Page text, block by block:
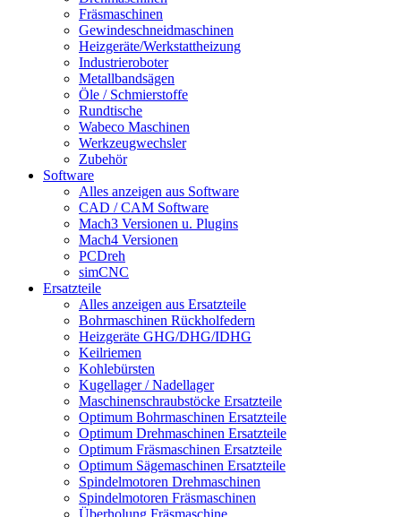
Fräsmaschinen
Gewindeschneidmaschinen
Heizgeräte/Werkstattheizung
Industrieroboter
Metallbandsägen
Öle / Schmierstoffe
Rundtische
Wabeco Maschinen
Werkzeugwechsler
Zubehör
Software
Alles anzeigen aus Software
CAD / CAM Software
Mach3 Versionen u. Plugins
Mach4 Versionen
PCDreh
simCNC
Ersatzteile
Alles anzeigen aus Ersatzteile
Bohrmaschinen Rückholfedern
Heizgeräte GHG/DHG/IDHG
Keilriemen
Kohlebürsten
Kugellager / Nadellager
Maschinenschraubstöcke Ersatzteile
Optimum Bohrmaschinen Ersatzteile
Optimum Drehmaschinen Ersatzteile
Optimum Fräsmaschinen Ersatzteile
Optimum Sägemaschinen Ersatzteile
Spindelmotoren Drehmaschinen
Spindelmotoren Fräsmaschinen
Überholung Fräsmaschine